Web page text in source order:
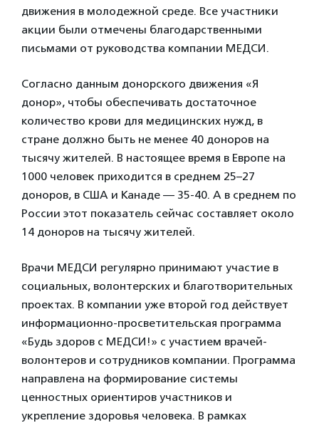
движения в молодежной среде. Все участники
акции были отмечены благодарственными
письмами от руководства компании МЕДСИ.
Согласно данным донорского движения «Я
донор», чтобы обеспечивать достаточное
количество крови для медицинских нужд, в
стране должно быть не менее 40 доноров на
тысячу жителей. В настоящее время в Европе на
1000 человек приходится в среднем 25–27
доноров, в США и Канаде — 35-40. А в среднем по
России этот показатель сейчас составляет около
14 доноров на тысячу жителей.
Врачи МЕДСИ регулярно принимают участие в
социальных, волонтерских и благотворительных
проектах. В компании уже второй год действует
информационно-просветительская программа
«Будь здоров с МЕДСИ!» с участием врачей-
волонтеров и сотрудников компании. Программа
направлена на формирование системы
ценностных ориентиров участников и
укрепление здоровья человека. В рамках